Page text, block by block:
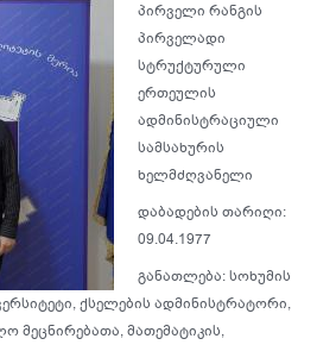
პირველი რანგის
პირველადი
სტრუქტურული
ერთეულის
ადმინისტრაციული
სამსახურის
ხელმძღვანელი
დაბადების თარიღი:
09.04.1977
განათლება: სოხუმის
ქსელების ადმინისტრატორი,
მეცნირებათა, მათემატიკის,